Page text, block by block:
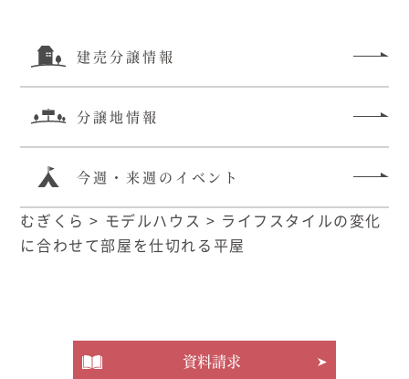
建売分譲情報
分譲地情報
今週・来週のイベント
むぎくら > モデルハウス > ライフスタイルの変化
に合わせて部屋を仕切れる平屋
資料請求